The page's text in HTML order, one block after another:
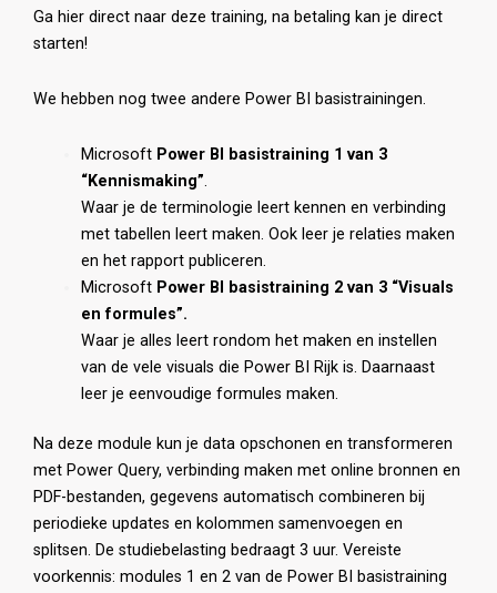
Ga hier direct naar deze training, na betaling kan je direct
starten!
We hebben nog twee andere Power BI basistrainingen.
Microsoft Power BI basistraining 1 van 3
“Kennismaking”.
Waar je de terminologie leert kennen en verbinding
met tabellen leert maken. Ook leer je relaties maken
en het rapport publiceren.
Microsoft Power BI basistraining 2 van 3 “Visuals
en formules”.
Waar je alles leert rondom het maken en instellen
van de vele visuals die Power BI Rijk is. Daarnaast
leer je eenvoudige formules maken.
Na deze module kun je data opschonen en transformeren
met Power Query, verbinding maken met online bronnen en
PDF-bestanden, gegevens automatisch combineren bij
periodieke updates en kolommen samenvoegen en
splitsen. De studiebelasting bedraagt 3 uur. Vereiste
voorkennis: modules 1 en 2 van de Power BI basistraining